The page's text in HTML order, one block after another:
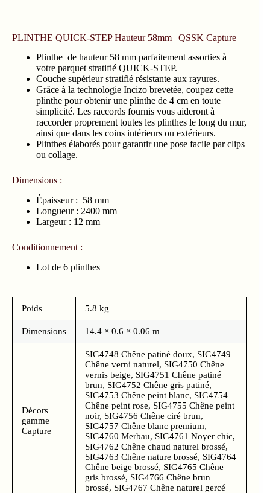
PLINTHE QUICK-STEP Hauteur 58mm | QSSK Capture
Plinthe de hauteur 58 mm parfaitement assorties à
votre parquet stratifié QUICK-STEP.
Couche supérieur stratifié résistante aux rayures.
Grâce à la technologie Incizo brevetée, coupez cette
plinthe pour obtenir une plinthe de 4 cm en toute
simplicité. Les raccords fournis vous aideront à
raccorder proprement toutes les plinthes le long du mur,
ainsi que dans les coins intérieurs ou extérieurs.
Plinthes élaborés pour garantir une pose facile par clips
ou collage.
Dimensions :
Épaisseur : 58 mm
Longueur : 2400 mm
Largeur : 12 mm
Conditionnement :
Lot de 6 plinthes
Poids 5.8 kg
Dimensions 14.4 × 0.6 × 0.06 m
Décors
gamme
Capture
SIG4748 Chêne patiné doux, SIG4749
Chêne verni naturel, SIG4750 Chêne
vernis beige, SIG4751 Chêne patiné
brun, SIG4752 Chêne gris patiné,
SIG4753 Chêne peint blanc, SIG4754
Chêne peint rose, SIG4755 Chêne peint
noir, SIG4756 Chêne ciré brun,
SIG4757 Chêne blanc premium,
SIG4760 Merbau, SIG4761 Noyer chic,
SIG4762 Chêne chaud naturel brossé,
SIG4763 Chêne nature brossé, SIG4764
Chêne beige brossé, SIG4765 Chêne
gris brossé, SIG4766 Chêne brun
brossé, SIG4767 Chêne naturel gercé